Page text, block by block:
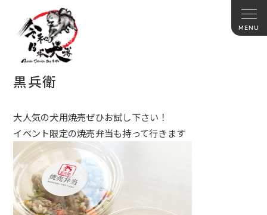
黒兵衛
大人気の犬用焼売ぜひお試し下さい！
イベント限定の焼売弁当も持って行きます